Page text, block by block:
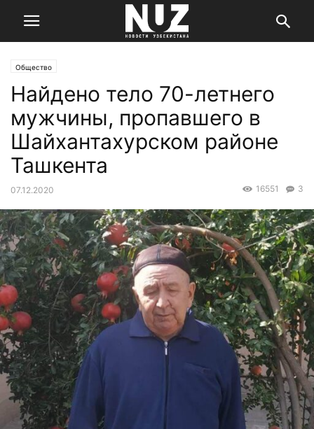
Общество
Найдено тело 70-летнего
мужчины, пропавшего в
Шайхантахурском районе
Ташкента
07.12.2020 3
16551